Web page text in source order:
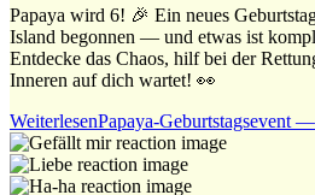
Papaya wird 6! 🎉 Ein neues
Island begonnen — und etwas ist
Entdecke das Chaos, hilf bei der
Inneren auf dich wartet! 👀
WeiterlesenPapaya-Geburtstagsevent